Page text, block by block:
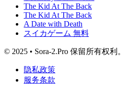
The Kid At The Back
The Kid At The Back
A Date with Death
スイカゲーム 無料
© 2025 • Sora-2.Pro 保留所有权利。
隐私政策
服务条款